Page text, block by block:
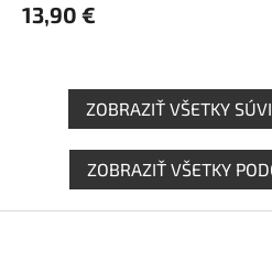
13,90 €
ZOBRAZIŤ VŠETKY
ZOBRAZIŤ VŠETKY